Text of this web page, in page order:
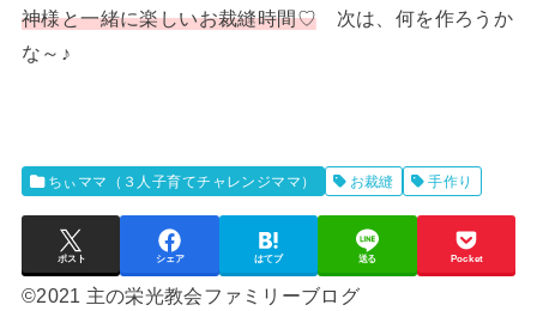
神様と一緒に楽しいお裁縫時間♡ 次は、何を作ろうか
な～♪
ちぃママ（３人子育てチャレンジママ） お裁縫 手作り
ポスト シェア はてブ 送る Pocket
©2021 主の栄光教会ファミリーブログ